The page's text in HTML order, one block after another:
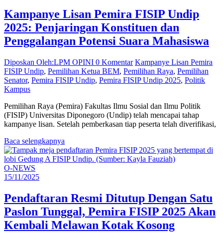
Kampanye Lisan Pemira FISIP Undip
2025: Penjaringan Konstituen dan
Penggalangan Potensi Suara Mahasiswa
Diposkan Oleh:LPM OPINI 0 Komentar Kampanye Lisan Pemira
FISIP Undip, Pemilihan Ketua BEM, Pemilihan Raya, Pemilihan
Senator, Pemira FISIP Undip, Pemira FISIP Undip 2025, Politik
Kampus
Pemilihan Raya (Pemira) Fakultas Ilmu Sosial dan Ilmu Politik
(FISIP) Universitas Diponegoro (Undip) telah mencapai tahap
kampanye lisan. Setelah pemberkasan tiap peserta telah diverifikasi,
Baca selengkapnya
O-NEWS
15/11/2025
Pendaftaran Resmi Ditutup Dengan Satu
Paslon Tunggal, Pemira FISIP 2025 Akan
Kembali Melawan Kotak Kosong